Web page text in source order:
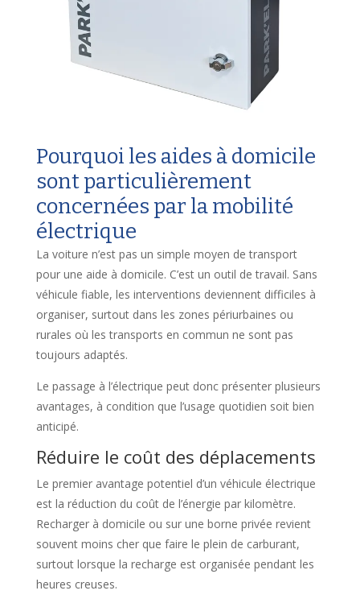
Pourquoi les aides à domicile
sont particulièrement
concernées par la mobilité
électrique
La voiture n’est pas un simple moyen de transport
pour une aide à domicile. C’est un outil de travail. Sans
véhicule fiable, les interventions deviennent difficiles à
organiser, surtout dans les zones périurbaines ou
rurales où les transports en commun ne sont pas
toujours adaptés.
Le passage à l’électrique peut donc présenter plusieurs
avantages, à condition que l’usage quotidien soit bien
anticipé.
Réduire le coût des déplacements
Le premier avantage potentiel d’un véhicule électrique
est la réduction du coût de l’énergie par kilomètre.
Recharger à domicile ou sur une borne privée revient
souvent moins cher que faire le plein de carburant,
surtout lorsque la recharge est organisée pendant les
heures creuses.